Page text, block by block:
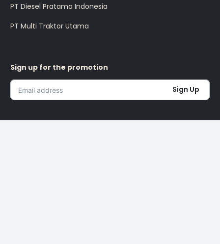
PT Diesel Pratama Indonesia
PT Multi Traktor Utama
Sign up for the promotion
Sign Up